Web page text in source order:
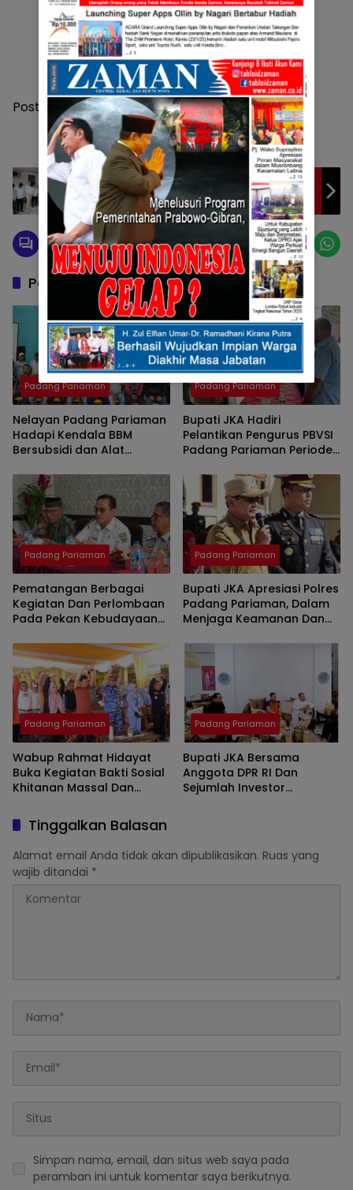
Post Views:145
Masyarakat Pasaman Lega Mengetahui
Pasangan Welly – Parulian Resmi Mendaftar
ke KPU.
Pos Terkait
Padang Pariaman
Nelayan Padang Pariaman
Hadapi Kendala BBM
Bersubsidi dan Alat
Perhatian Pemerintah
Padang Pariaman
Bupati JKA Hadiri
Pelantikan Pengurus PBVSI
Padang Pariaman Periode
Padang Pariaman
Pematangan Berbagai
Kegiatan Dan Perlombaan
Pada Pekan Kebudayaan
Padang Pariaman
Bupati JKA Apresiasi Polres
Padang Pariaman, Dalam
Menjaga Keamanan Dan
Padang Pariaman
Padang Pariaman
Wabup Rahmat Hidayat
Buka Kegiatan Bakti Sosial
Khitanan Massal Dan
Jasmani
Padang Pariaman
Bupati JKA Bersama
Anggota DPR RI Dan
Sejumlah Investor
Tinggalkan Balasan
Alamat email Anda tidak akan dipublikasikan. Ruas yang
wajib ditandai *
Simpan nama, email, dan situs web saya pada
peramban ini untuk komentar saya berikutnya.